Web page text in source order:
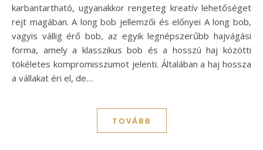
karbantartható, ugyanakkor rengeteg kreatív lehetőséget
rejt magában. A long bob jellemzői és előnyei A long bob,
vagyis vállig érő bob, az egyik legnépszerűbb hajvágási
forma, amely a klasszikus bob és a hosszú haj közötti
tökéletes kompromisszumot jelenti. Általában a haj hossza
a vállakat éri el, de…
TOVÁBB